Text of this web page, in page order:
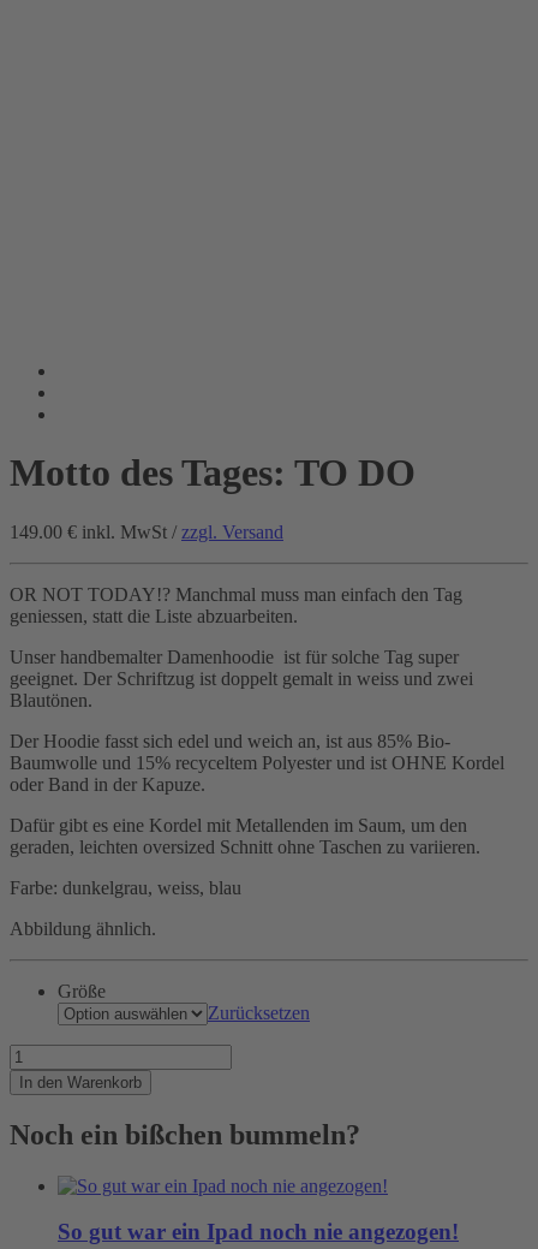
Motto des Tages: TO DO
149.00 € inkl. MwSt / zzgl. Versand
OR NOT TODAY!? Manchmal muss man einfach den Tag
geniessen, statt die Liste abzuarbeiten.
Unser handbemalter Damenhoodie ist für solche Tag super
geeignet. Der Schriftzug ist doppelt gemalt in weiss und zwei
Blautönen.
Der Hoodie fasst sich edel und weich an, ist aus 85% Bio-
Baumwolle und 15% recyceltem Polyester und ist OHNE Kordel
oder Band in der Kapuze.
Dafür gibt es eine Kordel mit Metallenden im Saum, um den
geraden, leichten oversized Schnitt ohne Taschen zu variieren.
Farbe: dunkelgrau, weiss, blau
Abbildung ähnlich.
Größe
Zurücksetzen
Motto
des
Tages:
DO
In den Warenkorb
Noch ein bißchen bummeln?
So gut war ein Ipad noch nie angezogen!